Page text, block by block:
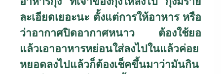
ละเอียดเยอะนะ ตั้งแต่การให้อาหาร หรือ
ว่าอากาศปิดอากาศหนาว ต้องใช้ยอ
แล้วเอาอาหารหย่อนใส่ลงไปในแล้วค่อย
หยอดลงไปแล้วก็ต้องเช็คขึ้นมาว่ามันกิน